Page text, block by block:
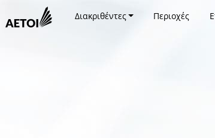
Διακριθέντες Περιοχές